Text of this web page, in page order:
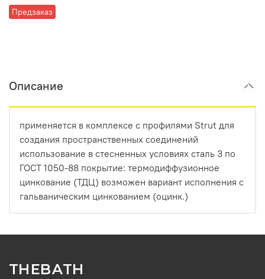
Предзаказ
Описание
применяется в комплексе с профилями Strut для
создания пространственных соединений
использование в стесненных условиях сталь 3 по
ГОСТ 1050-88 покрытие: термодиффузионное
цинкование (ТДЦ) возможен вариант исполнения с
гальваническим цинкованием (оцинк.)
THEBATH